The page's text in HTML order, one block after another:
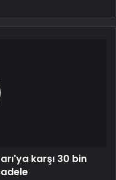
karşı 30 bin